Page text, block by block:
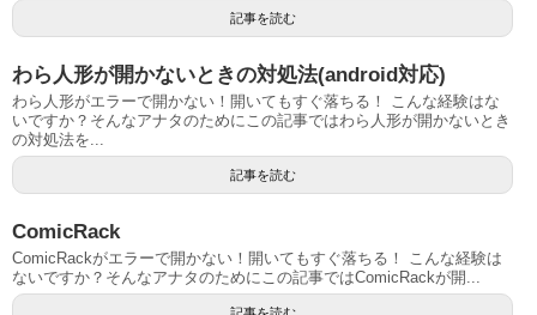
記事を読む
わら人形が開かないときの対処法(android対応)
わら人形がエラーで開かない！開いてもすぐ落ちる！ こんな経験はな
いですか？そんなアナタのためにこの記事ではわら人形が開かないとき
の対処法を...
記事を読む
ComicRack
ComicRackがエラーで開かない！開いてもすぐ落ちる！ こんな経験は
ないですか？そんなアナタのためにこの記事ではComicRackが開...